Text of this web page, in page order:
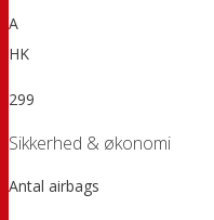
A
HK
299
Sikkerhed & økonomi
Antal airbags